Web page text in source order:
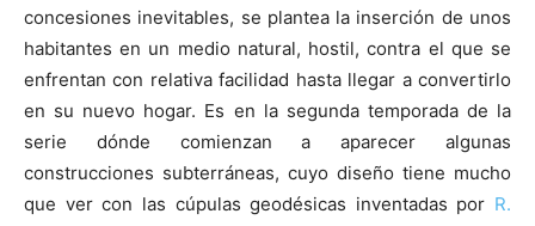
concesiones inevitables, se plantea la inserción de unos
habitantes en un medio natural, hostil, contra el que se
enfrentan con relativa facilidad hasta llegar a convertirlo
en su nuevo hogar. Es en la segunda temporada de la
serie dónde comienzan a aparecer algunas
construcciones subterráneas, cuyo diseño tiene mucho
que ver con las cúpulas geodésicas inventadas por R.